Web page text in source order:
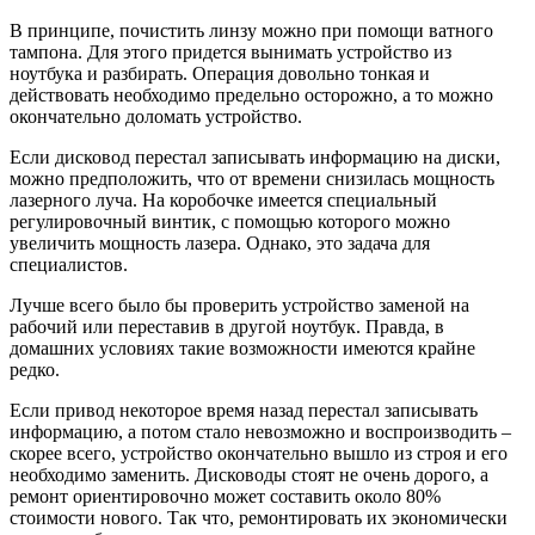
В принципе, почистить линзу можно при помощи ватного
тампона. Для этого придется вынимать устройство из
ноутбука и разбирать. Операция довольно тонкая и
действовать необходимо предельно осторожно, а то можно
окончательно доломать устройство.
Если дисковод перестал записывать информацию на диски,
можно предположить, что от времени снизилась мощность
лазерного луча. На коробочке имеется специальный
регулировочный винтик, с помощью которого можно
увеличить мощность лазера. Однако, это задача для
специалистов.
Лучше всего было бы проверить устройство заменой на
рабочий или переставив в другой ноутбук. Правда, в
домашних условиях такие возможности имеются крайне
редко.
Если привод некоторое время назад перестал записывать
информацию, а потом стало невозможно и воспроизводить –
скорее всего, устройство окончательно вышло из строя и его
необходимо заменить. Дисководы стоят не очень дорого, а
ремонт ориентировочно может составить около 80%
стоимости нового. Так что, ремонтировать их экономически